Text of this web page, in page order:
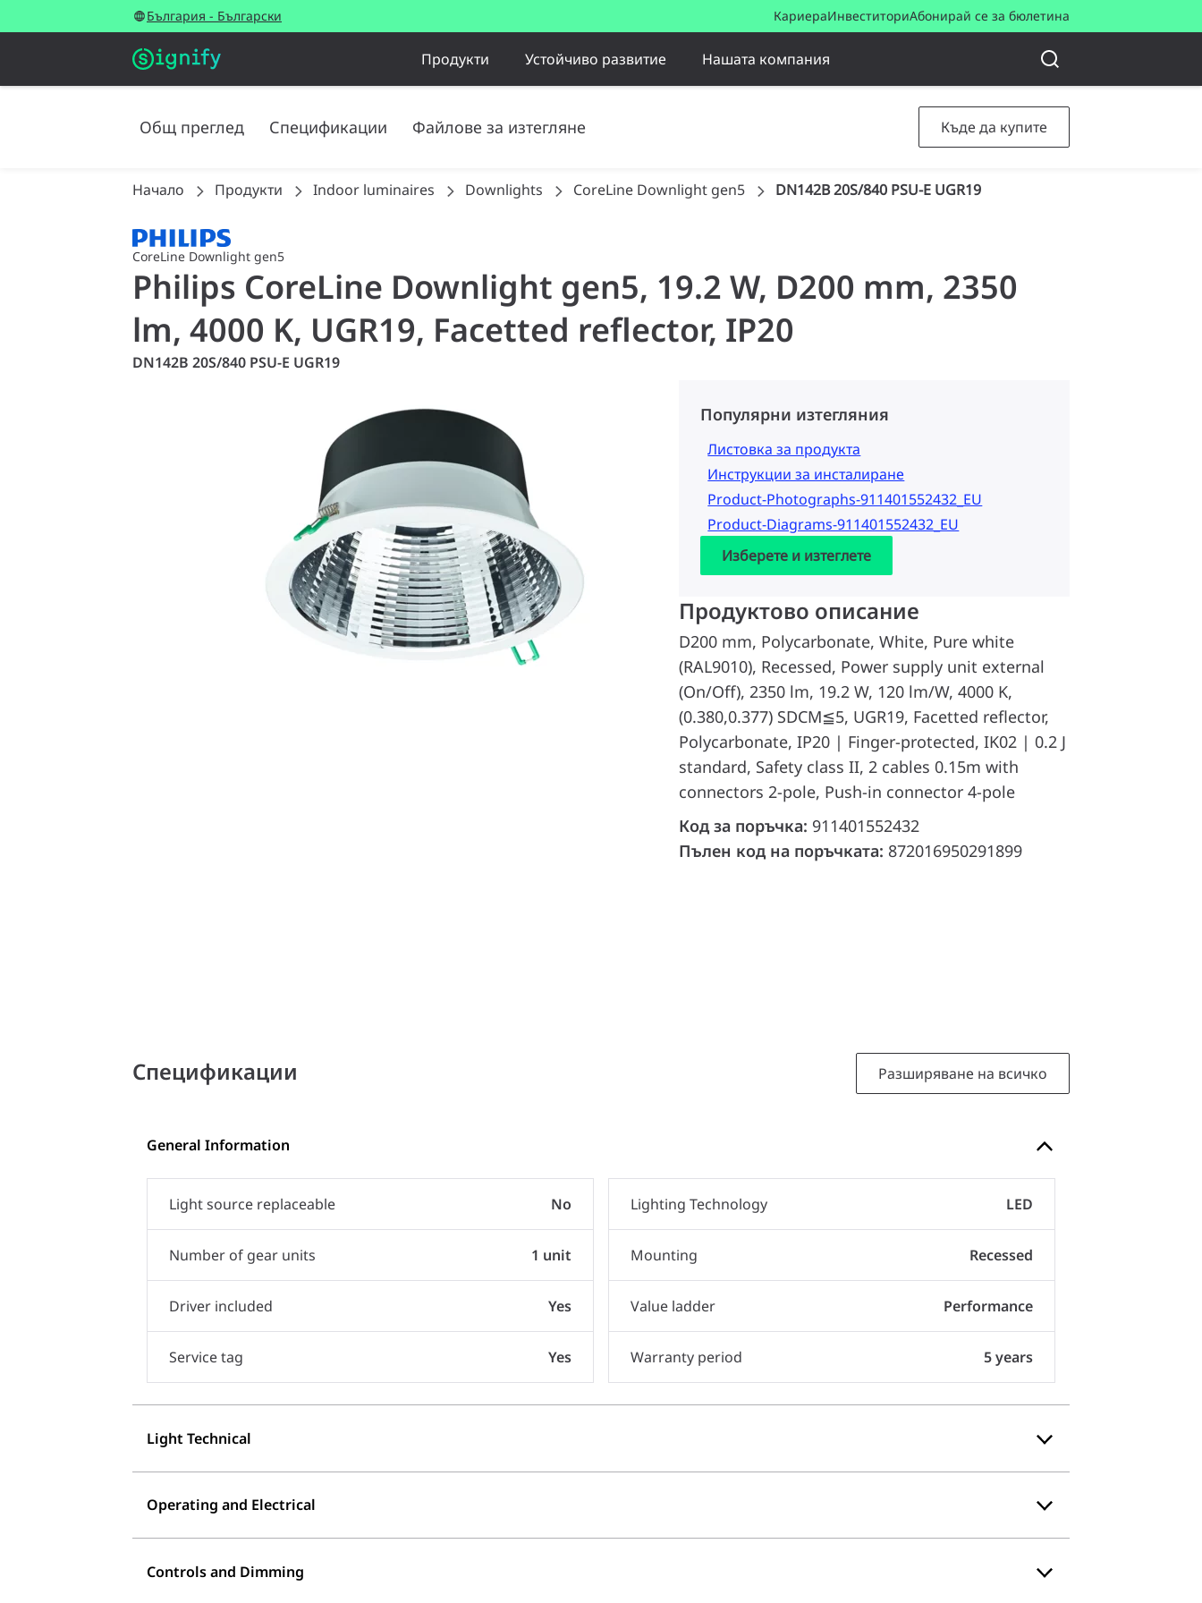
България - Български КариераИнвеститориАбонирай се за бюлетина
Продукти Устойчиво развитие Нашата компания
Общ преглед Спецификации Файлове за изтегляне Къде да купите
Начало Продукти Indoor luminaires Downlights CoreLine Downlight gen5 DN142B 20S/840 PSU-E UGR19
CoreLine Downlight gen5
Philips CoreLine Downlight gen5, 19.2 W, D200 mm, 2350
lm, 4000 K, UGR19, Facetted reflector, IP20
DN142B 20S/840 PSU-E UGR19
Популярни изтегляния
Листовка за продукта
Инструкции за инсталиране
Product-Photographs-911401552432_EU
Product-Diagrams-911401552432_EU
Изберете и изтеглете
Продуктово описание
D200 mm, Polycarbonate, White, Pure white
(RAL9010), Recessed, Power supply unit external
(On/Off), 2350 lm, 19.2 W, 120 lm/W, 4000 K,
(0.380,0.377) SDCM≦5, UGR19, Facetted reflector,
Polycarbonate, IP20 | Finger-protected, IK02 | 0.2 J
standard, Safety class II, 2 cables 0.15m with
connectors 2-pole, Push-in connector 4-pole
Код за поръчка: 911401552432
Пълен код на поръчката: 872016950291899
Спецификации Разширяване на всичко
General Information
Light source replaceable No
Number of gear units 1 unit
Driver included Yes
Service tag Yes
Lighting Technology LED
Mounting Recessed
Value ladder Performance
Warranty period 5 years
Light Technical
Operating and Electrical
Controls and Dimming